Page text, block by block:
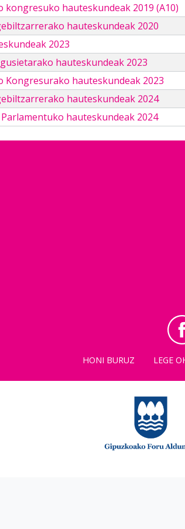
kongresuko hauteskundeak 2019 (A10)
hauteskundeak 2020
2023
hauteskundeak 2023
Kongresurako hauteskundeak 2023
hauteskundeak 2024
hauteskundeak 2024
HONI BURUZ LEGE